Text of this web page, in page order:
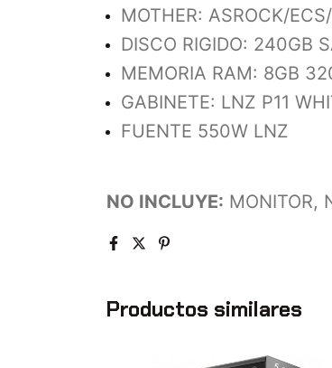
MOTHER: ASROCK/
DISCO RIGIDO: 240GB
MEMORIA RAM: 8GB
GABINETE: LNZ P11
FUENTE 550W LNZ
NO INCLUYE: MONITOR,
Productos similares